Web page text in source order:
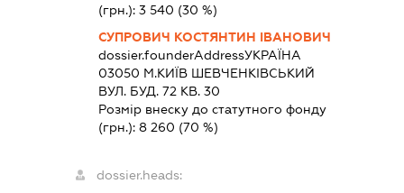
(грн.): 3 540 (30 %)
СУПРОВИЧ КОСТЯНТИН ІВАНОВИЧ
dossier.founderAddressУКРАЇНА
03050 М.КИЇВ ШЕВЧЕНКІВСЬКИЙ
ВУЛ. БУД. 72 КВ. 30
Розмір внеску до статутного фонду
(грн.): 8 260 (70 %)
dossier.heads: